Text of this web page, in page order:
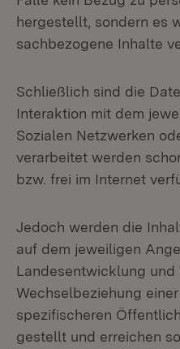
hergestellt, sondern es
sachbezogene Inhalte
Schließlich sind die
Interaktion mit dem
Sozialen Netzwerken
verarbeitet werden
bzw. frei im Internet
Jedoch werden die
auf dem jeweiligen
Landesentwicklung und
Wechselbeziehung
spezifischeren
gestellt und erreichen